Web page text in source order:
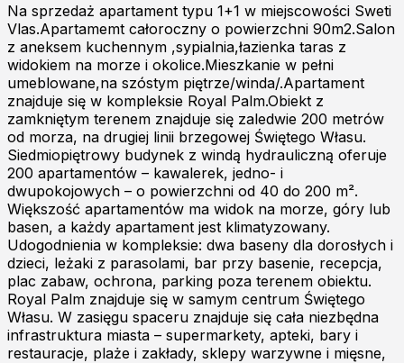
Na sprzedaż apartament typu 1+1 w miejscowości Sweti
Vlas.Apartamemt całoroczny o powierzchni 90m2.Salon
z aneksem kuchennym ,sypialnia,łazienka taras z
widokiem na morze i okolice.Mieszkanie w pełni
umeblowane,na szóstym piętrze/winda/.Apartament
znajduje się w kompleksie Royal Palm.Obiekt z
zamkniętym terenem znajduje się zaledwie 200 metrów
od morza, na drugiej linii brzegowej Świętego Własu.
Siedmiopiętrowy budynek z windą hydrauliczną oferuje
200 apartamentów – kawalerek, jedno- i
dwupokojowych – o powierzchni od 40 do 200 m².
Większość apartamentów ma widok na morze, góry lub
basen, a każdy apartament jest klimatyzowany.
Udogodnienia w kompleksie: dwa baseny dla dorosłych i
dzieci, leżaki z parasolami, bar przy basenie, recepcja,
plac zabaw, ochrona, parking poza terenem obiektu.
Royal Palm znajduje się w samym centrum Świętego
Własu. W zasięgu spaceru znajduje się cała niezbędna
infrastruktura miasta – supermarkety, apteki, bary i
restauracje, plaże i zakłady, sklepy warzywne i mięsne,